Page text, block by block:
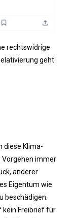
rechtswidrige
geht
diese Klima-
Vorgehen immer
anderer
Eigentum wie
beschädigen.
kein Freibrief für